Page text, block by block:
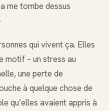
me tombe dessus
qui vivent ça. Elles
motif – un stress au
une perte de
à quelque chose de
qu’elles avaient appris à